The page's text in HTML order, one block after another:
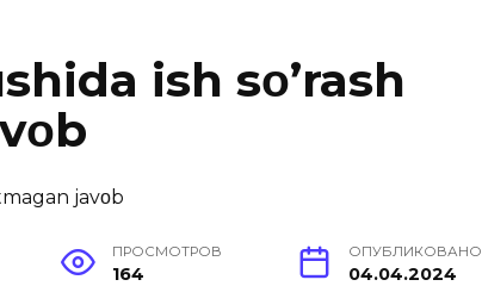
ish sο’rash
ПРОСМОТРОВ
164
ОПУБЛИКОВАНО
04.04.2024